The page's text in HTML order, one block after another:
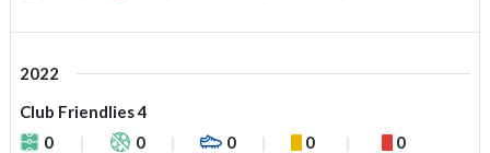
2022
Club Friendlies 4
0
0 0 0 0